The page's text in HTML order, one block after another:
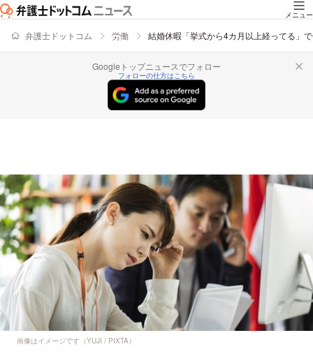
メニュー
弁護士ドットコム 労働 結婚休暇「挙式から4カ月以上経ってる」
Googleトップニュースでフォロー
フォローの仕方はこちら
画像はイメージです（YUJI / PIXTA）